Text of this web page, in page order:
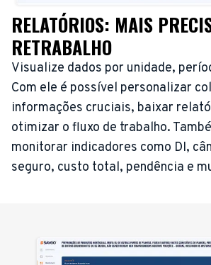
RELATÓRIOS: MAIS
RETRABALHO
Visualize dados por unidade,
Com ele é possível personalizar
informações cruciais, baixar
otimizar o fluxo de trabalho.
monitorar indicadores como DI,
seguro, custo total, pendência e